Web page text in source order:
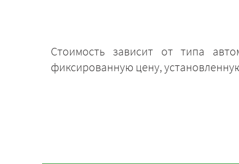
Стоимость зависит от типа
фиксированную цену,